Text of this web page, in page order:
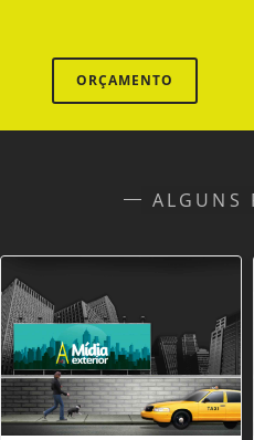
ORÇAMENTO
ALGUNS